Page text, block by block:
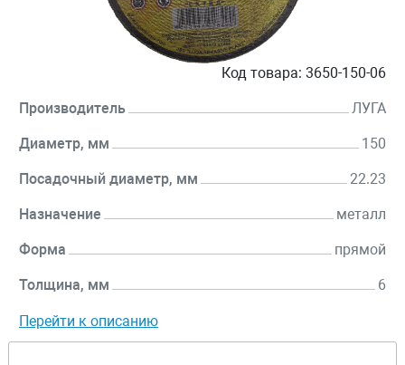
Код товара: 3650-150-06
Производитель ЛУГА
Диаметр, мм 150
Посадочный диаметр, мм 22.23
Назначение металл
Форма прямой
Толщина, мм 6
Перейти к описанию